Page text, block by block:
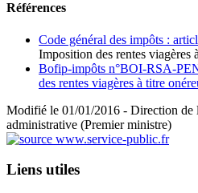
Références
Code général des impôts :
Imposition des rentes viagères
Bofip-impôts n°BOI-RSA-
des rentes viagères à titre
Modifié le 01/01/2016 - Direction de
administrative (Premier ministre)
Liens utiles